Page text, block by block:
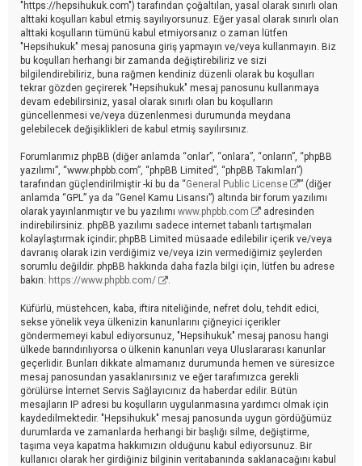
"https://hepsihukuk.com") tarafından çoğaltılan, yasal olarak sınırlı olan
alttaki koşulları kabul etmiş sayılıyorsunuz. Eğer yasal olarak sınırlı olan
alttaki koşulların tümünü kabul etmiyorsanız o zaman lütfen
"Hepsihukuk" mesaj panosuna giriş yapmayın ve/veya kullanmayın. Biz
bu koşulları herhangi bir zamanda değiştirebiliriz ve sizi
bilgilendirebiliriz, buna rağmen kendiniz düzenli olarak bu koşulları
tekrar gözden geçirerek "Hepsihukuk" mesaj panosunu kullanmaya
devam edebilirsiniz, yasal olarak sınırlı olan bu koşulların
güncellenmesi ve/veya düzenlenmesi durumunda meydana
gelebilecek değişiklikleri de kabul etmiş sayılırsınız.
Forumlarımız phpBB (diğer anlamda “onlar”, “onlara”, “onların”, “phpBB
yazılımı”, “www.phpbb.com”, “phpBB Limited”, “phpBB Takımları”)
tarafından güçlendirilmiştir -ki bu da “General Public License
” (diğer
anlamda “GPL” ya da “Genel Kamu Lisansı”) altında bir forum yazılımı
olarak yayınlanmıştır ve bu yazılımı www.phpbb.com
adresinden
indirebilirsiniz. phpBB yazılımı sadece internet tabanlı tartışmaları
kolaylaştırmak içindir; phpBB Limited müsaade edilebilir içerik ve/veya
davranış olarak izin verdiğimiz ve/veya izin vermediğimiz şeylerden
sorumlu değildir. phpBB hakkında daha fazla bilgi için, lütfen bu adrese
bakın: https://www.phpbb.com/ .
Küfürlü, müstehcen, kaba, iftira niteliğinde, nefret dolu, tehdit edici,
sekse yönelik veya ülkenizin kanunlarını çiğneyici içerikler
göndermemeyi kabul ediyorsunuz, "Hepsihukuk" mesaj panosu hangi
ülkede barındırılıyorsa o ülkenin kanunları veya Uluslararası kanunlar
geçerlidir. Bunları dikkate almamanız durumunda hemen ve süresizce
mesaj panosundan yasaklanırsınız ve eğer tarafımızca gerekli
görülürse İnternet Servis Sağlayıcınız da haberdar edilir. Bütün
mesajların IP adresi bu koşulların uygulanmasına yardımcı olmak için
kaydedilmektedir. "Hepsihukuk" mesaj panosunda uygun gördüğümüz
durumlarda ve zamanlarda herhangi bir başlığı silme, değiştirme,
taşıma veya kapatma hakkımızın olduğunu kabul ediyorsunuz. Bir
kullanıcı olarak her girdiğiniz bilginin veritabanında saklanacağını kabul